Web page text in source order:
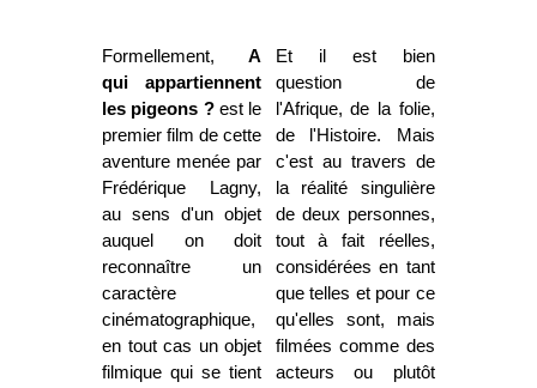
Formellement,A
qui appartiennent
les pigeons ?est le
premier film de cette
aventure menée par
Frédérique Lagny,
au sens d'un objet
auquel on doit
reconnaître un
caractère
cinématographique,
en tout cas un objet
filmique qui se tient
Et il est bien
question de
l'Afrique, de la folie,
de l'Histoire. Mais
c'est au travers de
la réalité singulière
de deux personnes,
tout à fait réelles,
considérées en tant
que telles et pour ce
qu'elles sont, mais
filmées comme des
acteurs ou plutôt